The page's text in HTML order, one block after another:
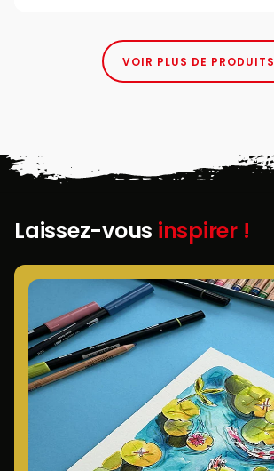
VOIR PLUS DE PRODUITS
Laissez-vous inspirer !